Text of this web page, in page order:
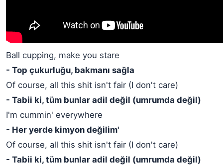
Ball cupping, make you stare
- Top çukurluğu, bakmanı sağla
Of course, all this shit isn't fair (I don't care)
- Tabii ki, tüm bunlar adil değil (umrumda değil)
I'm cummin' everywhere
- Her yerde kimyon değilim'
Of course, all this shit isn't fair (I don't care)
- Tabii ki, tüm bunlar adil değil (umrumda değil)